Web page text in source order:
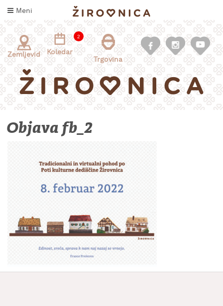
na
Meni
INFORMACIJE
KAJ
OKUSITI
SPATI
Zemljevid
2
Koledar
Trgovina
Objava fb_2